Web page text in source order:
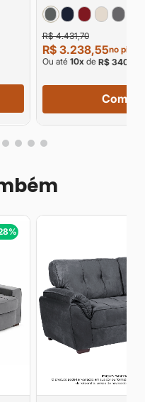
R$ 4.431,70
R$ 3.238,55no pix
Ou até 10x de R$ 340,90